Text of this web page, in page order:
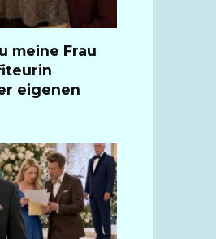
meine Frau
eigenen